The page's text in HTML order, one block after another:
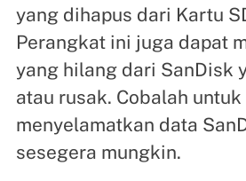
yang dihapus dari Kartu
Perangkat ini juga dapat
yang hilang dari SanDisk
atau rusak. Cobalah untuk
menyelamatkan data
sesegera mungkin.